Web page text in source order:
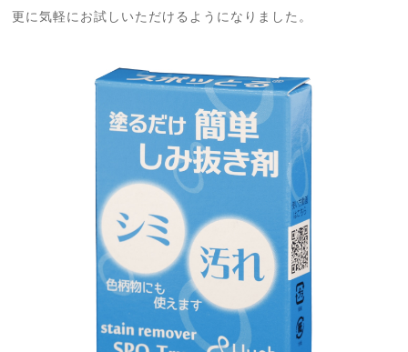
更に気軽にお試しいただけるようになりました。